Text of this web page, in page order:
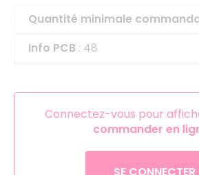
Quantité minimale
Info PCB : 48
Connectez-vous pour
commander en